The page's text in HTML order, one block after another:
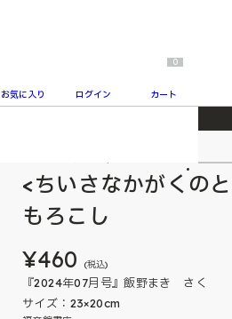
お気に入り ログイン
0
カート
<ちいさなかがくの
もろこし
¥460 (税込)
『2024年07月号』飯野まき さく
サイズ：23×20cm